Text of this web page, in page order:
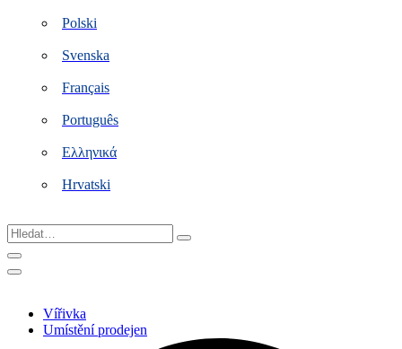
Polski
Svenska
Français
Português
Ελληνικά
Hrvatski
Hledat…
Vířivka
Umístění prodejen